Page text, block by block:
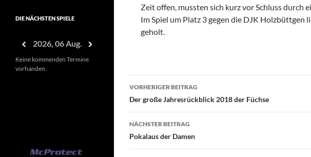
Zeit offen, mussten sich kurz vor Schluss durch
Im Spiel um Platz 3 gegen die DJK Holzbüttgen
geholt.
Beitragsnavigation
VORHERIGER BEITRAG
Der große Jahresrückblick 2018 der Füchse
NÄCHSTER BEITRAG
Pokalaus der Damen
DIE NÄCHSTEN SPIELE
2026, 06 Aug.
Keine kommenden Termine
vorhanden.